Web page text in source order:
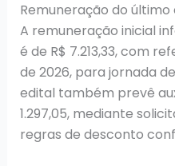
Remuneração do último
A remuneração inicial
é de R$ 7.213,33, com
de 2026, para jornada
edital também prevê
1.297,05, mediante
regras de desconto